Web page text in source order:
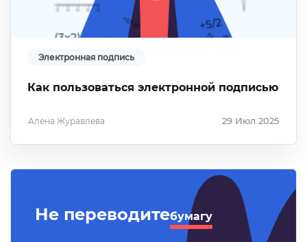
Электронная подпись
Как пользоваться электронной подписью
Алена Журавлева 29 Июл 2025
Не переводитебумагу